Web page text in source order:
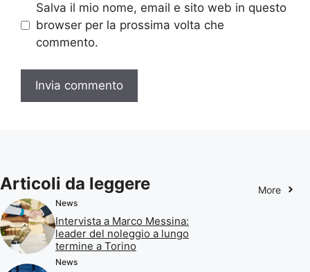
Salva il mio nome, email e sito web in questo
browser per la prossima volta che
commento.
Articoli da leggere More
News
Intervista a Marco Messina:
leader del noleggio a lungo
termine a Torino
News